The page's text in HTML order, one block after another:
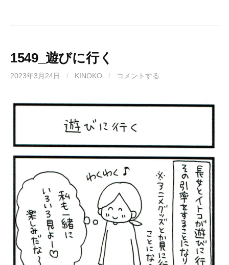
1549_遊びに行く
2023年3月24日 / KINOKO / コメントする